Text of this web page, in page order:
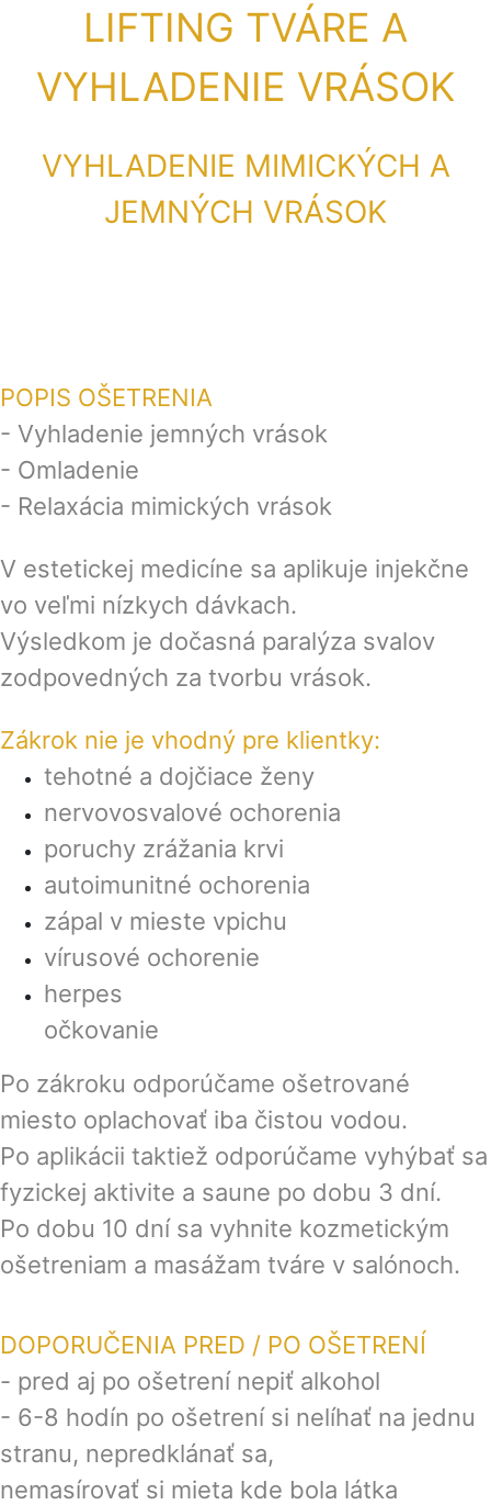
LIFTING TVÁRE A
VYHLADENIE VRÁSOK
VYHLADENIE MIMICKÝCH A
JEMNÝCH VRÁSOK
POPIS OŠETRENIA
- Vyhladenie jemných vrások
- Omladenie
- Relaxácia mimických vrások
V estetickej medicíne sa aplikuje injekčne
vo veľmi nízkych dávkach.
Výsledkom je dočasná paralýza svalov
zodpovedných za tvorbu vrások.
Zákrok nie je vhodný pre klientky:
tehotné a dojčiace ženy
nervovosvalové ochorenia
poruchy zrážania krvi
autoimunitné ochorenia
zápal v mieste vpichu
vírusové ochorenie
herpes
očkovanie
Po zákroku odporúčame ošetrované
miesto oplachovať iba čistou vodou.
Po aplikácii taktiež odporúčame vyhýbať sa
fyzickej aktivite a saune po dobu 3 dní.
Po dobu 10 dní sa vyhnite kozmetickým
ošetreniam a masážam tváre v salónoch.
DOPORUČENIA PRED / PO OŠETRENÍ
- pred aj po ošetrení nepiť alkohol
- 6-8 hodín po ošetrení si nelíhať na jednu
stranu, nepredklánať sa,
nemasírovať si mieta kde bola látka